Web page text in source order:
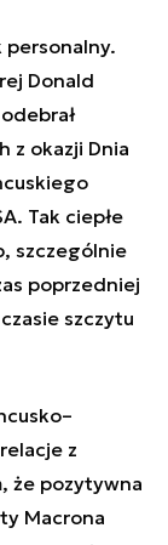
personalny.
Donald
z okazji Dnia
Tak ciepłe
szczególnie
poprzedniej
szczytu
z
że pozytywna
Macrona